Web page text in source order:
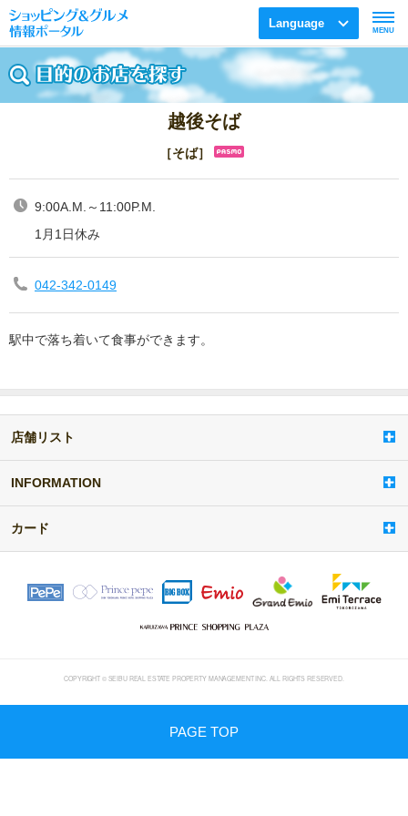
Language
MENU
越後そば
［そば］
9:00A.M.～11:00P.M.
1月1日休み
042-342-0149
駅中で落ち着いて食事ができます。
店舗リスト
a
d
d
e
INFORMATION
カード
COPYRIGHT © SEIBU REAL ESTATE PROPERTY MANAGEMENT INC. ALL RIGHTS RESERVED.
PAGE TOP